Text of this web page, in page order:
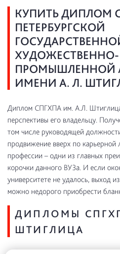
КУПИТЬ ДИПЛОМ
ПЕТЕРБУРГСКОЙ
ХУДОЖЕСТВЕННО-
ПРОМЫШЛЕННОЙ
ИМЕНИ А. Л.
Диплом СПГХПА им. А.Л.
перспективы его владельцу.
том числе руководящей
продвижение вверх по карьерной
профессии – одни из главных
корочки данного ВУЗа. И если
университете не удалось, выход
можно недорого приобрести
ДИПЛОМЫ
ШТИГЛИЦА